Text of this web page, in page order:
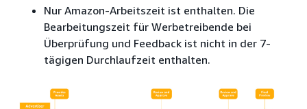
Nur Amazon-Arbeitszeit ist enthalten. Die
Bearbeitungszeit für Werbetreibende bei
Überprüfung und Feedback ist nicht in der 7-
tägigen Durchlaufzeit enthalten.